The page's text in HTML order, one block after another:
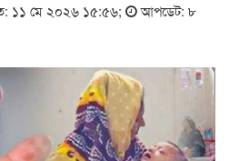
১১ মে ২০২৬ ১৫:৫৬;
আপডেট: ৮